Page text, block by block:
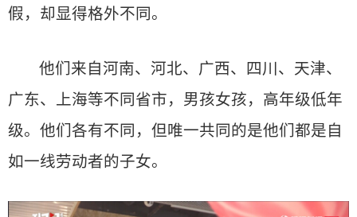
假，却显得格外不同。
他们来自河南、河北、广西、四川、天津、
广东、上海等不同省市，男孩女孩，高年级低年
级。他们各有不同，但唯一共同的是他们都是自
如一线劳动者的子女。